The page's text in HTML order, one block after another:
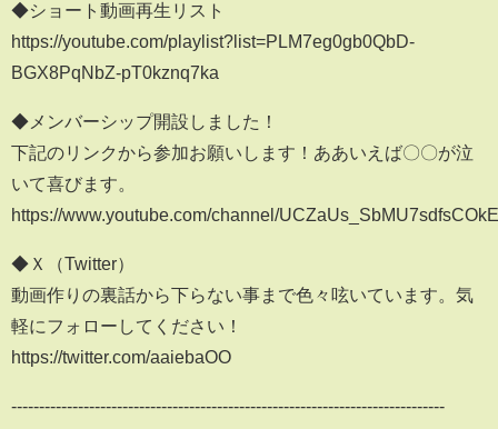
◆ショート動画再生リスト
https://youtube.com/playlist?list=PLM7eg0gb0QbD-
BGX8PqNbZ-pT0kznq7ka
◆メンバーシップ開設しました！
下記のリンクから参加お願いします！ああいえば〇〇が泣
いて喜びます。
https://www.youtube.com/channel/
◆Ｘ（Twitter）
動画作りの裏話から下らない事まで色々呟いています。気
軽にフォローしてください！
https://twitter.com/aaiebaOO
------------------------------------------------------------------------------